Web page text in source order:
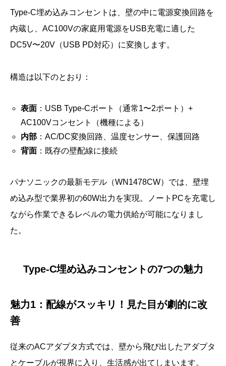
Type-C埋め込みコンセントは、壁の中に電源変換回路を
内蔵し、AC100Vの家庭用電源をUSB充電に適した
DC5V〜20V（USB PD対応）に変換します。
構造は以下のとおり：
表面：USB Type-Cポート（通常1〜2ポート）+
AC100Vコンセント（機種による）
内部：AC/DC変換回路、温度センサー、保護回路
背面：既存の壁配線に接続
パナソニックの最新モデル（WN1478CW）では、壁埋
め込み型で業界初の60W出力を実現。ノートPCを充電し
ながら作業できるレベルの電力供給が可能になりまし
た。
Type-C埋め込みコンセントの7つの魅力
魅力1：配線がスッキリ！見た目が劇的に改
善
従来のACアダプタ方式では、壁から飛び出したアダプタ
とケーブルが視界に入り、生活感が出てしまいます。